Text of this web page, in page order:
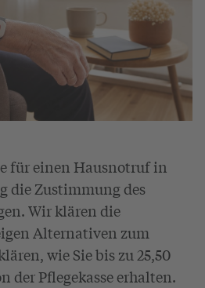
für einen Hausnotruf in
die Zustimmung des
Wir klären die
Alternativen zum
wie Sie bis zu 25,50
der Pflegekasse erhalten.